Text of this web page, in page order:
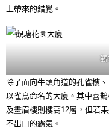
上帶來的錯覺。
觀
除了面向牛頭角道的孔雀樓
以雀鳥命名的大廈。其中喜
及畫眉樓則樓高12層，但若
不出口的霸氣。